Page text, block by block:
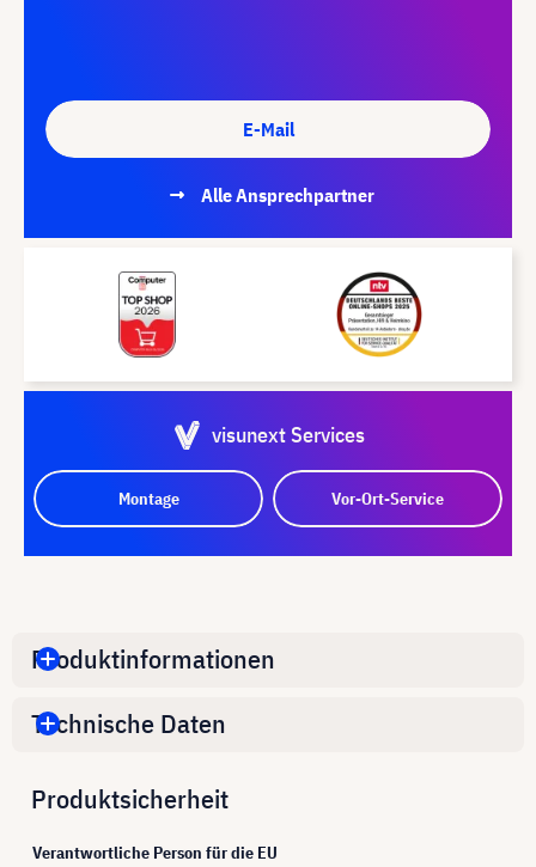
E-Mail
Alle Ansprechpartner
visunext Services
Montage Vor-Ort-Service
Produktinformationen
Technische Daten
Produktsicherheit
Verantwortliche Person für die EU